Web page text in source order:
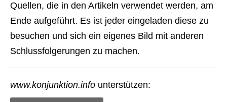
Quellen, die in den Artikeln verwendet werden, am
Ende aufgeführt. Es ist jeder eingeladen diese zu
besuchen und sich ein eigenes Bild mit anderen
Schlussfolgerungen zu machen.
www.konjunktion.info unterstützen: